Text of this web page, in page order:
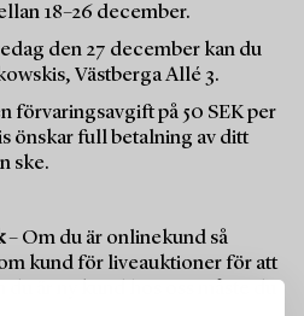
18–26 december.
den 27 december kan du
Västberga Allé 3.
förvaringsavgift på 50 SEK per
önskar full betalning av ditt
ske.
– Om du är onlinekund så
kund för liveauktioner för att
är ny kund hos oss måste du